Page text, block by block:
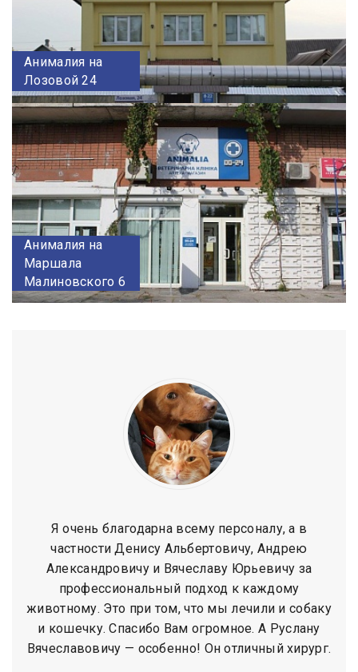
Анималия на
Лозовой 24
Анималия на
Маршала
Малиновского 6
Я очень благодарна всему персоналу, а в
частности Денису Альбертовичу, Андрею
Александровичу и Вячеславу Юрьевичу за
профессиональный подход к каждому
животному. Это при том, что мы лечили и собаку
и кошечку. Спасибо Вам огромное. А Руслану
Вячеславовичу — особенно! Он отличный хирург.